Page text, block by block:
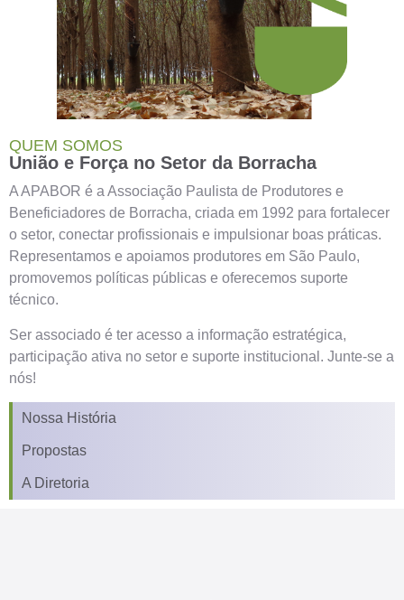
QUEM SOMOS
União e Força no Setor da Borracha
A APABOR é a Associação Paulista de Produtores e
Beneficiadores de Borracha, criada em 1992 para fortalecer
o setor, conectar profissionais e impulsionar boas práticas.
Representamos e apoiamos produtores em São Paulo,
promovemos políticas públicas e oferecemos suporte
técnico.
Ser associado é ter acesso a informação estratégica,
participação ativa no setor e suporte institucional. Junte-se a
nós!
Nossa História
Propostas
A Diretoria